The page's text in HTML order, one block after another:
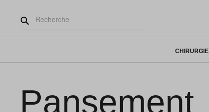
CHIRURGIE
Pansement